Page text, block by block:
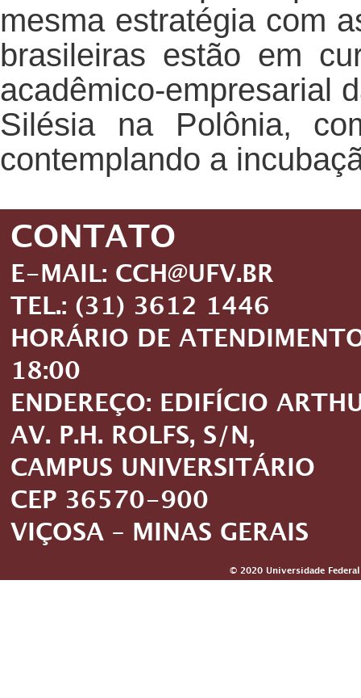
mesma estratégia com
brasileiras estão em
acadêmico-empresarial
Silésia na Polônia,
contemplando a
CONTATO
E-MAIL: CCH@UFV.BR
TEL.: (31) 3612 1446
HORÁRIO DE
18:00
ENDEREÇO: EDIFÍCIO
AV. P.H. ROLFS, S/N,
CAMPUS UNIVERSITÁRIO
CEP 36570-900
VIÇOSA – MINAS GERAIS
© 2020 Universidade